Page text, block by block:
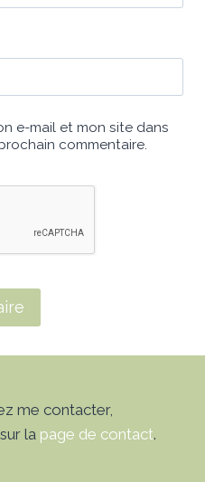
e-mail et mon site dans
commentaire.
me contacter,
la page de contact.